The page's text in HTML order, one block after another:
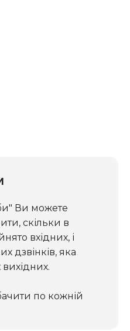
Ви можете
скільки в
вхідних, і
дзвінків, яка
вихідних.
по кожній